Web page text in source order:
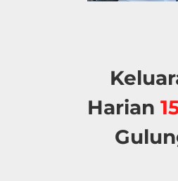
Harian